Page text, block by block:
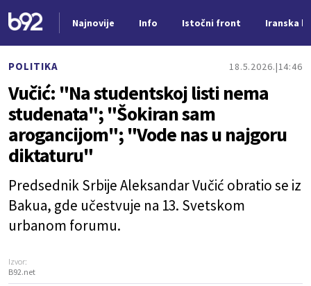
Najnovije Info Istočni front Iranska
POLITIKA 18.5.2026. 14:46
Vučić: "Na studentskoj listi nema
studenata"; "Šokiran sam
arogancijom"; "Vode nas u najgoru
diktaturu"
Predsednik Srbije Aleksandar Vučić obratio se iz
Bakua, gde učestvuje na 13. Svetskom
urbanom forumu.
Izvor:
B92.net